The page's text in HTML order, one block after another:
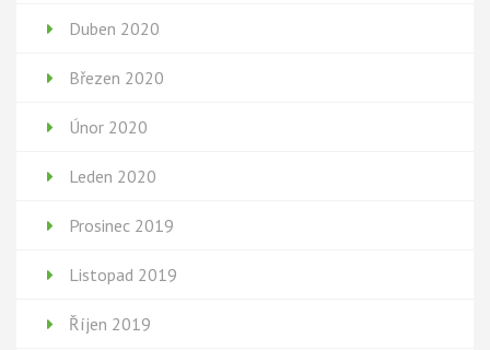
Duben 2020
Březen 2020
Únor 2020
Leden 2020
Prosinec 2019
Listopad 2019
Říjen 2019